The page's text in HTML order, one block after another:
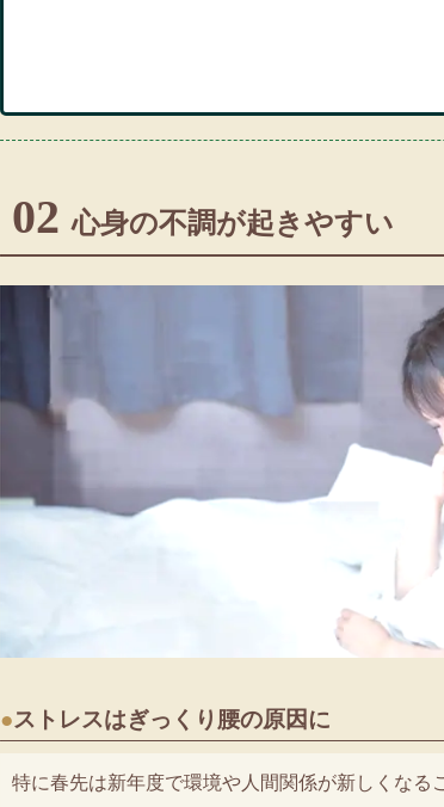
02 心身の不調が起きやすい
●ストレスはぎっくり腰の原因に
特に春先は新年度で環境や人間関係が新しくなる